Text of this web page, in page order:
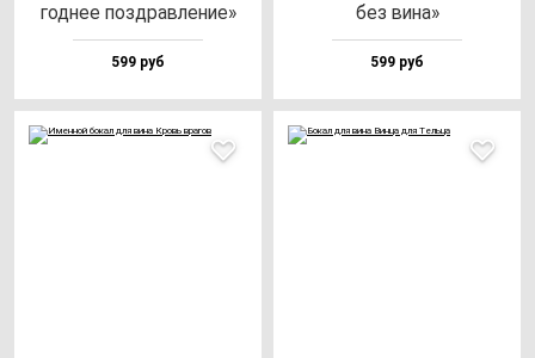
год­нее поз­драв­ле­ние»
599 руб
без ви­на»
599 руб